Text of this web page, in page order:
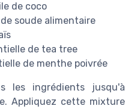
de coco
soude alimentaire
de tea tree
de menthe poivrée
les ingrédients jusqu'à
Appliquez cette mixture